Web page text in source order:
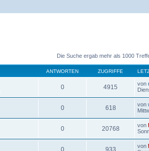
Die Suche ergab mehr als 1000
ANTWORTEN ZUGRIFFE
0 4915 von
0 618 von
0 20768 von
0 933 von